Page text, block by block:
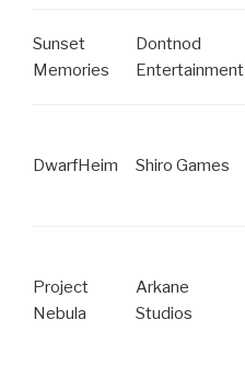
Sunset
Memories
Dontnod
Entertainment
DwarfHeim Shiro Games
Project
Nebula
Arkane
Studios